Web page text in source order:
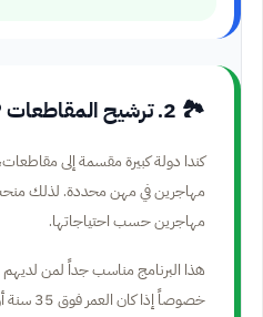
🏞️ 2. ترشيح المقاطعات PNP
كندا دولة كبيرة مقسمة إلى
مهاجرين في مهن محددة. لذلك
مهاجرين حسب احتياجاتها.
خصوصاً إذا كان العمر فوق 35 سنة أو إذا كانت النقاط لا تكفي للدخول المباشر.